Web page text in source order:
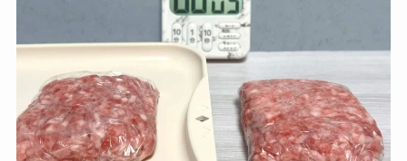
両者の状態に差が出てきました。触ってみると
凍皿のひき肉は中心部分が少し柔らかい感触
す。